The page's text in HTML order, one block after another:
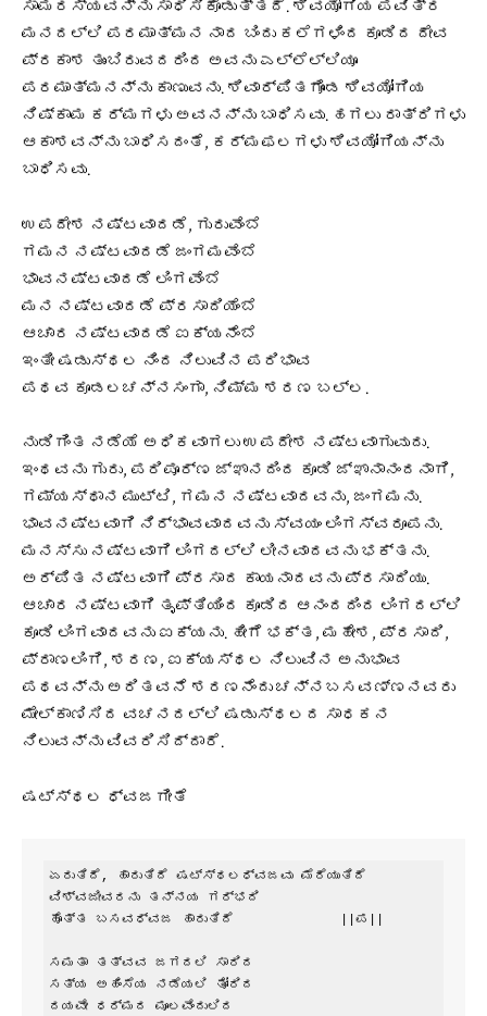
ಸಾಮರಸ್ಯವನ್ನು ಸಾಧಿಸಿಕೊಡುತ್ತದೆ. ಶಿವಯೋಗಿಯ ಪವಿತ್ರ
ಮನದಲ್ಲಿ ಪರಮಾತ್ಮನ ನಾದ ಬಿಂದು ಕಲೆಗಳಿಂದ ಕೂಡಿದ ದೇವ
ಪ್ರಕಾಶ ತುಂಬಿರುವದರಿಂದ ಅವನು ಎಲ್ಲೆಲ್ಲಿಯೂ
ಪರಮಾತ್ಮನನ್ನು ಕಾಣುವನು. ಶಿವಾರ್ಪಿತಗೊಂಡ ಶಿವಯೋಗಿಯ
ನಿಷ್ಕಾಮ ಕರ್ಮಗಳು ಅವನನ್ನು ಬಾಧಿಸವು. ಹಗಲು ರಾತ್ರಿಗಳು
ಆಕಾಶವನ್ನು ಬಾಧಿಸದಂತೆ, ಕರ್ಮಫಲಗಳು ಶಿವಯೋಗಿಯನ್ನು
ಬಾಧಿಸವು.
ಉಪದೇಶ ನಷ್ಟವಾದಡೆ, ಗುರುವೆಂಬೆ
ಗಮನ ನಷ್ಟವಾದಡೆ ಜಂಗಮವೆಂಬೆ
ಭಾವನಷ್ಟವಾದಡೆ ಲಿಂಗವೆಂಬೆ
ಮನ ನಷ್ಟವಾದಡೆ ಪ್ರಸಾದಿಯೆಂಬೆ
ಆಚಾರ ನಷ್ಟವಾದಡೆ ಐಕ್ಯನೆಂಬೆ
ಇಂತೀ ಷಡುಸ್ಥಲ ನಿಂದ ನಿಲುವಿನ ಪರಿಭಾವ
ಪಥವ ಕೂಡಲಚನ್ನಸಂಗಾ, ನಿಮ್ಮ ಶರಣ ಬಲ್ಲ.
ನುಡಿಗಿಂತ ನಡೆಯೆ ಅಧಿಕವಾಗಲು ಉಪದೇಶ ನಷ್ಟವಾಗುವುದು.
ಇಂಥವನು ಗುರು, ಪರಿಪೂರ್ಣ ಜ್ಞಾನದಿಂದ ಕೂಡಿ ಜ್ಞಾನಾನಂದನಾಗಿ,
ಗಮ್ಯಸ್ಥಾನ ಮುಟ್ಟಿ, ಗಮನ ನಷ್ಟವಾದವನು, ಜಂಗಮನು.
ಭಾವನಷ್ಟವಾಗಿ ನಿರ್ಭಾವವಾದವನು ಸ್ವಯಂ ಲಿಂಗಸ್ವರೂಪನು.
ಮನಸ್ಸು ನಷ್ಟವಾಗಿ ಲಿಂಗದಲ್ಲಿ ಲೀನವಾದವನು ಭಕ್ತನು.
ಅರ್ಪಿತ ನಷ್ಟವಾಗಿ ಪ್ರಸಾದ ಕಾಯನಾದವನು ಪ್ರಸಾದಿಯು.
ಆಚಾರ ನಷ್ಟವಾಗಿ ತೃಪ್ತಿಯಿಂದ ಕೂಡಿದ ಆನಂದದಿಂದ ಲಿಂಗದಲ್ಲಿ
ಕೂಡಿ ಲಿಂಗವಾದವನು ಐಕ್ಯನು. ಹೀಗೆ ಭಕ್ತ, ಮಹೇಶ, ಪ್ರಸಾದಿ,
ಪ್ರಾಣಲಿಂಗಿ, ಶರಣ, ಐಕ್ಯಸ್ಥಲ ನಿಲುವಿನ ಅನುಭಾವ
ಪಥವನ್ನು ಅರಿತವನೆ ಶರಣನೆಂದು ಚನ್ನಬಸವಣ್ಣನವರು
ಮೇಲ್ಕಾಣಿಸಿದ ವಚನದಲ್ಲಿ ಷಡುಸ್ಥಲದ ಸಾಧಕನ
ನಿಲುವನ್ನು ವಿವರಿಸಿದ್ದಾರೆ.
ಷಟ್ಸ್ಥಲ ಧ್ವಜಗೀತೆ
ಏರುತಿದೆ, ಹಾರುತಿದೆ ಷಟ್ಸ್ಥಲಧ್ವಜವು ಮೆರೆಯುತಿದೆ
ವಿಶ್ವಜೀವರನು ತನ್ನಯ ಗರ್ಭದಿ
ಹೊತ್ತ ಬಸವಧ್ವಜ ಹಾರುತಿದೆ              ||ಪ||
ಸಮತಾ ತತ್ವವ ಜಗದಲಿ ಸಾರಿದ
ಸತ್ಯ ಅಹಿಂಸೆಯ ನಡೆಯಲಿ ತೋರಿದ
ದಯವೇ ಧರ್ಮದ ಮೂಲವೆಂದುಲಿದ